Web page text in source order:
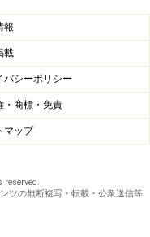
報
載
バシーポリシー
・商標・免責
マップ
ツの無断複写・転載・公衆送信等